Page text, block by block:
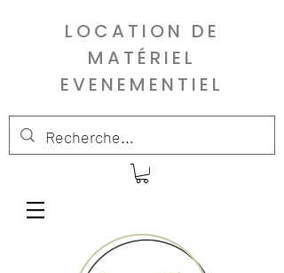
LOCATION DE
MATÉRIEL
EVENEMENTIEL